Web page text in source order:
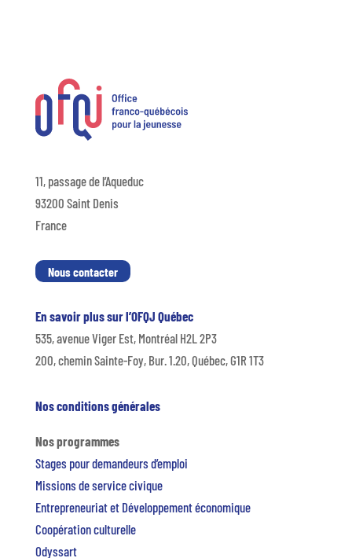
11, passage de l’Aqueduc
93200 Saint Denis
France
Nous contacter
En savoir plus sur l’OFQJ Québec
535, avenue Viger Est, Montréal H2L 2P3
200, chemin Sainte-Foy, Bur. 1.20, Québec, G1R 1T3
Nos conditions générales
Nos programmes
Stages pour demandeurs d’emploi
Missions de service civique
Entrepreneuriat et Développement économique
Coopération culturelle
Odyssart